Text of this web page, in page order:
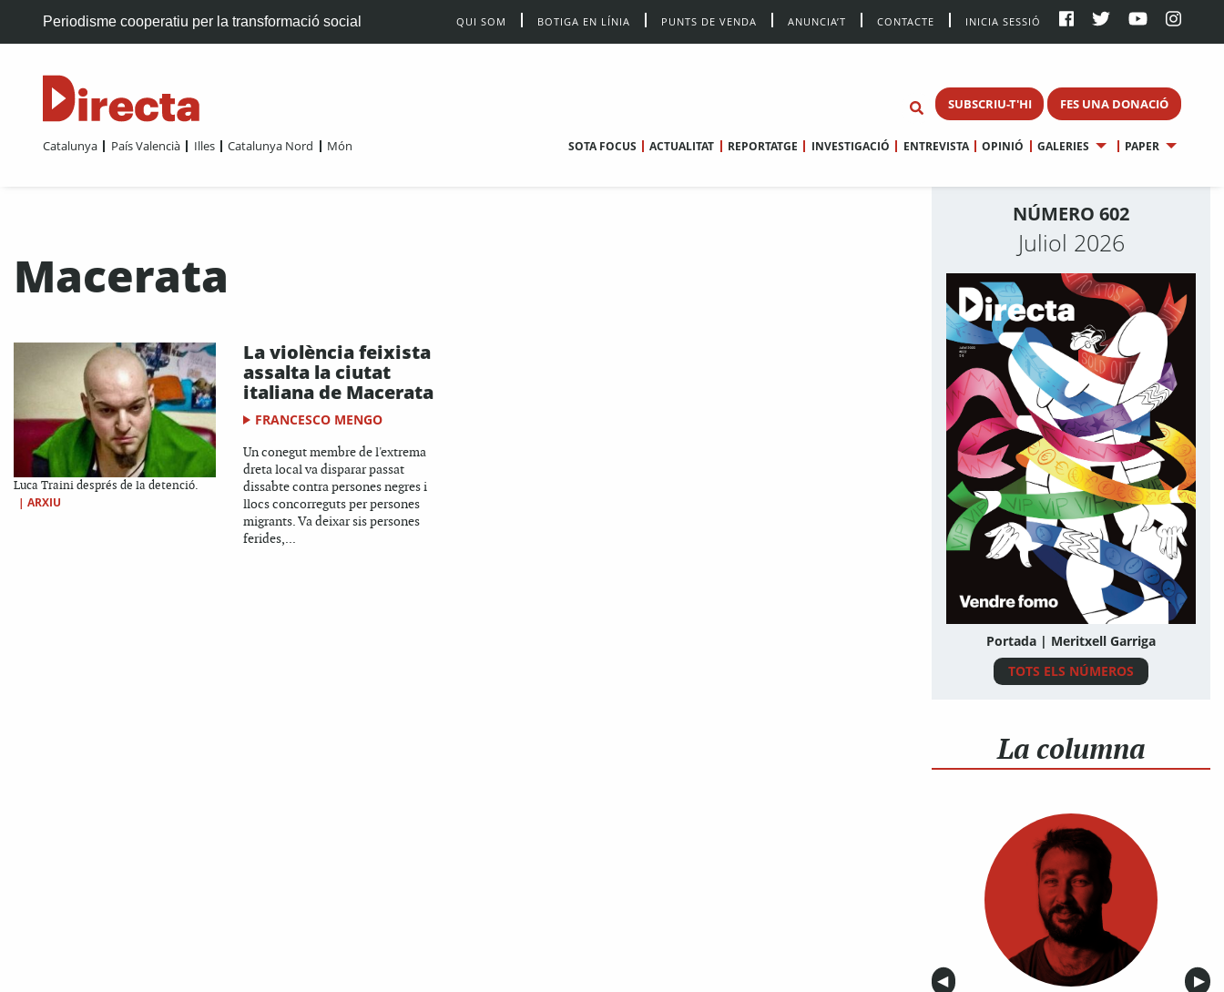
Periodisme cooperatiu per la transformació social QUI SOM BOTIGA EN LÍNIA PUNTS DE VENDA ANUNCIA’T CONTACTE INICIA SESSIÓ
SUBSCRIU-T'HI FES UNA DONACIÓ
Catalunya País Valencià Illes Catalunya Nord Món SOTA FOCUS ACTUALITAT REPORTATGE INVESTIGACIÓ ENTREVISTA OPINIÓ GALERIES PAPER
Macerata
Luca Traini després de la detenció.
| ARXIU
La violència feixista
assalta la ciutat
italiana de Macerata
FRANCESCO MENGO
Un conegut membre de l'extrema
dreta local va disparar passat
dissabte contra persones negres i
llocs concorreguts per persones
migrants. Va deixar sis persones
ferides,...
NÚMERO 602
Juliol 2026
Portada | Meritxell Garriga
TOTS ELS NÚMEROS
La columna
Anterior
◀︎ ▶︎